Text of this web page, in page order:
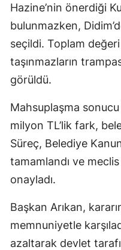
Hazine’nin önerdiği
bulunmazken,
seçildi. Toplam
taşınmazların
görüldü.
Mahsuplaşma
milyon TL’lik fark,
Süreç, Belediye
tamamlandı ve
onayladı.
Başkan Arıkan,
memnuniyetle
azaltarak devlet